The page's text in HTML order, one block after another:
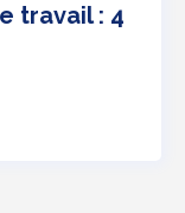
travail : 4